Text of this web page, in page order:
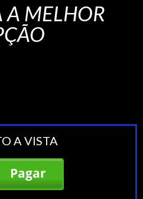
A MELHOR
A VISTA